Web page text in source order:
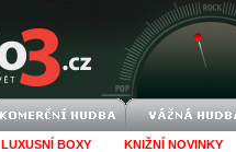
LUXUSNÍ BOXY KNIŽNÍ NOVINKY